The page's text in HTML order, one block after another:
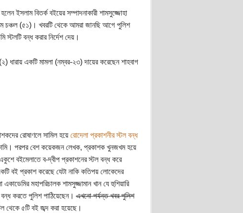
ইসলাম বিতর্ক বইয়ের সম্পাদনাকারী শামসুজ্জোহা
চঞ্চল (৫১)। খবরটি থেকে আমরা জানছি আগে পুলিশ
স্টলটি বন্ধ করার নির্দেশ দেয়।
একটি মামলা (নম্বর-২৩) দায়ের করেছেন শাহবাগ
রোষাণলে সামিল হয়ে রোদেলা প্রকাশনীর স্টল বন্ধ
পরপর বেশ কয়েকজন লেখক, প্রকাশক খুনজখম হয়ে
বইমেলাতে ব-দ্বীপ প্রকাশনের স্টল বন্ধ করে
বই প্রকাশ করেছে যেটা নাকি কতিপয় লোকেদের
একাডেমির মহাপরিচালক শামসুজ্জামান খান যে হুশিয়ারি
বন্ধ করতে পুলিশ পাঠিয়েছেন।এখনো পর্যন্ত খবর পুলিশ
থেকে ৫টি বই জব্দ করা হয়েছে।